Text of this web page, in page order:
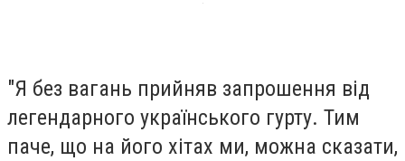
"Я без вагань прийняв запрошення від
легендарного українського гурту. Тим
паче, що на його хітах ми, можна сказати,